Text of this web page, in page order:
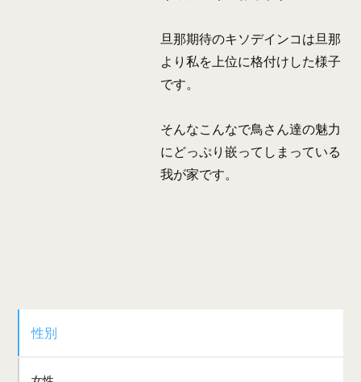
旦那期待のキソデインコは旦那
より私を上位に格付けした様子
です。
そんなこんなで鳥さん達の魅力
にどっぷり嵌ってしまっている
我が家です。
性別